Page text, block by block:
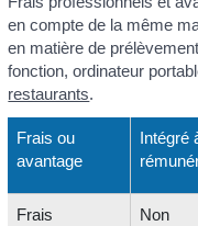
en compte de la même
en matière de
fonction, ordinateur
restaurants.
Frais ou
avantage
Intégré
Frais
Non